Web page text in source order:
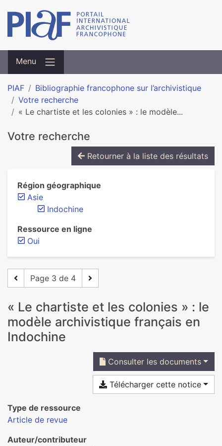
Menu
PIAF
Bibliographie francophone sur l’archivistique
Votre recherche
« Le chartiste et les colonies » : le modèle...
Votre recherche
Retourner à la liste des résultats
Région géographique
Asie
Indochine
Ressource en ligne
Oui
Page 3 de 4
« Le chartiste et les colonies » : le
modèle archivistique français en
Indochine
Consulter les documents
Télécharger cette notice
Type de ressource
Article de revue
Auteur/contributeur